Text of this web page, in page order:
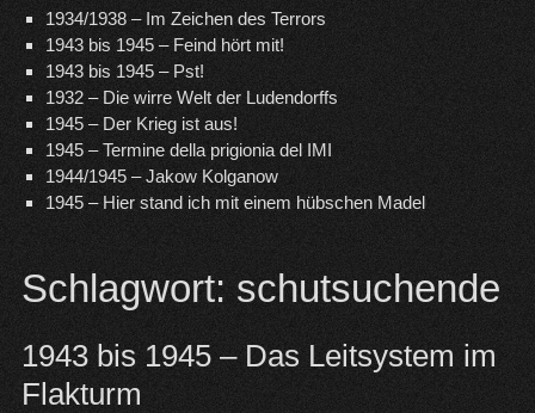
1934/1938 – Im Zeichen des Terrors
1943 bis 1945 – Feind hört mit!
1943 bis 1945 – Pst!
1932 – Die wirre Welt der Ludendorffs
1945 – Der Krieg ist aus!
1945 – Termine della prigionia del IMI
1944/1945 – Jakow Kolganow
1945 – Hier stand ich mit einem hübschen Madel
Schlagwort: schutsuchende
1943 bis 1945 – Das Leitsystem im
Flakturm